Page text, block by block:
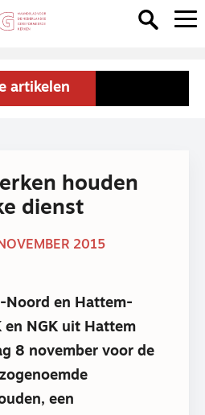
artikelen
houden
dienst
2015
Noord en Hattem-
en NGK uit Hattem
8 november voor de
een